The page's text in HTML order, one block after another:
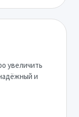
увеличить
и